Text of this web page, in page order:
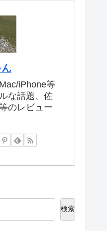
iPhone等
な話題、佐
のレビュー
検索